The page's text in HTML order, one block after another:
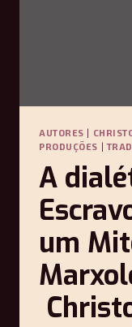
AUTORES |
PRODUÇÕES |
A
um